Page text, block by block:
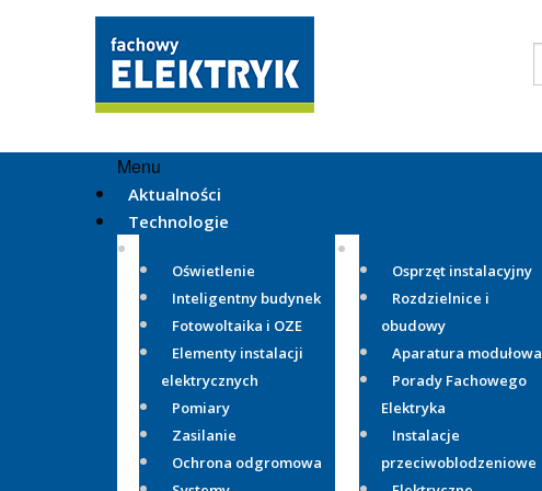
Menu
Aktualności
Technologie
Oświetlenie
Inteligentny budynek
Fotowoltaika i OZE
Elementy instalacji
elektrycznych
Pomiary
Zasilanie
Ochrona odgromowa
Osprzęt instalacyjny
Rozdzielnice i
obudowy
Aparatura modułowa
Porady Fachowego
Elektryka
Instalacje
przeciwoblodzeniowe